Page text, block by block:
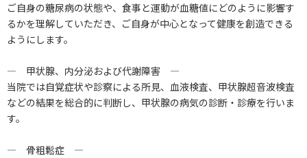
ご自身の糖尿病の状態や、食事と運動が血糖値にどのように影響す
るかを理解していただき、ご自身が中心となって健康を創造できる
ようにします。
― 甲状腺、内分泌および代謝障害 ―
当院では自覚症状や診察による所見、血液検査、甲状腺超音波検査
などの結果を総合的に判断し、甲状腺の病気の診断・診療を行いま
す。
― 骨粗鬆症 ―